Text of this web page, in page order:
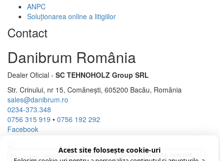
ANPC
Soluționarea online a litigiilor
Contact
Danibrum România
Dealer Oficial - SC TEHNOHOLZ Group SRL
Str. Crinului, nr 15, Comănești, 605200 Bacău, România
sales@danibrum.ro
0234-373.348
0756 315 919 • 0756 192 292
Facebook
Acest site folosește cookie-uri